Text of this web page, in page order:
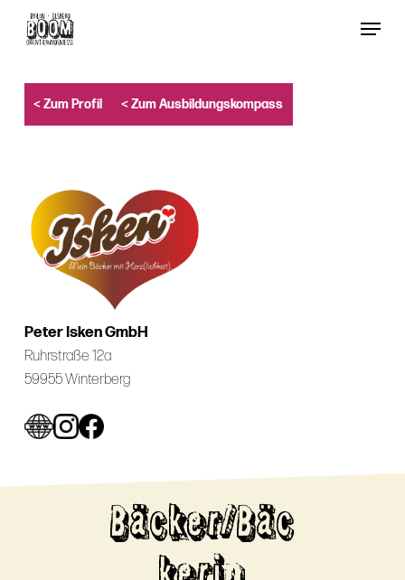
content
Menu
< Zum Profil < Zum Ausbildungskompass
Peter Isken GmbH
Ruhrstraße 12a
59955 Winterberg
Bäcker/Bäc